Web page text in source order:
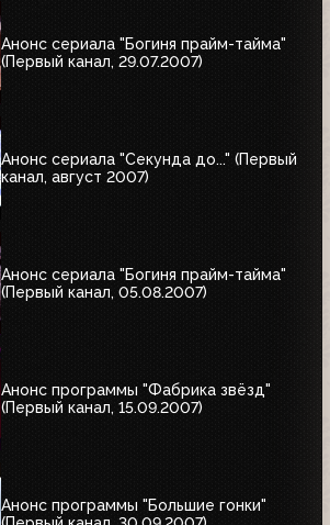
Анонс сериала "Богиня прайм-тайма"
(Первый канал, 29.07.2007)
Анонс сериала "Секунда до..." (Первый
канал, август 2007)
Анонс сериала "Богиня прайм-тайма"
(Первый канал, 05.08.2007)
Анонс программы "Фабрика звёзд"
(Первый канал, 15.09.2007)
Анонс программы "Большие гонки"